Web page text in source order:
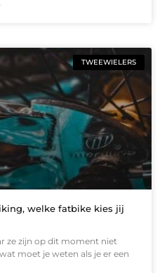
TWEEWIELERS
welke fatbike kies jij
ze zijn op dit moment niet
moet je weten als je er een